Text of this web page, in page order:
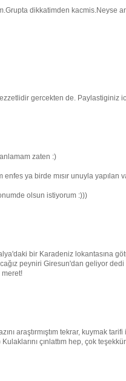
dikkatimden kacmis.Neyse
gercekten de. Paylastiginiz
zaten :)
ya birde mısır unuyla yapılan
olsun istiyorum :)))
bir Karadeniz lokantasına
peyniri Giresun'dan geliyor
meret!
araştırmıştım tekrar, kuymak
çınlattım hep, çok